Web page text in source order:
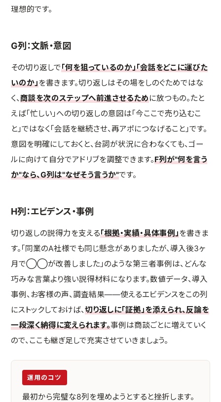
理想的です。
G列：文脈・意図
その切り返しで「何を狙っているのか」「会話をどこに運びた
いのか」を書きます。切り返しはその場をしのぐためではな
く、商談を次のステップへ前進させるために放つもの。たと
えば「忙しい」への切り返しの意図は「今ここで売り込むこ
と」ではなく「会話を継続させ、再アポにつなげること」です。
意図を明確にしておくと、台詞が状況に合わなくても、ゴー
ルに向けて自分でアドリブを調整できます。F列が"何を言う
か"なら、G列は"なぜそう言うか"です。
H列：エビデンス・事例
切り返しの説得力を支える「根拠・実績・具体事例」を書きま
す。「同業のA社様でも同じ懸念がありましたが、導入後3ヶ
月で◯◯が改善しました」のような第三者事例は、どんな
巧みな言葉より強い説得材料になります。数値データ、導入
事例、お客様の声、調査結果——使えるエビデンスをこの列
にストックしておけば、切り返しに「証拠」を添えられ、反論を
一段深く納得に変えられます。事例は商談ごとに増えていく
ので、ここも継ぎ足しで充実させていきましょう。
運用のコツ
最初から完璧な8列を埋めようとすると挫折します。